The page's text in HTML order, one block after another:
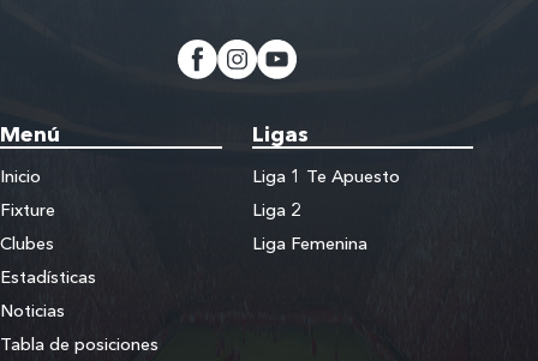
Menú
Inicio
Fixture
Clubes
Estadísticas
Noticias
Tabla de posiciones
Ligas
Liga 1 Te Apuesto
Liga 2
Liga Femenina